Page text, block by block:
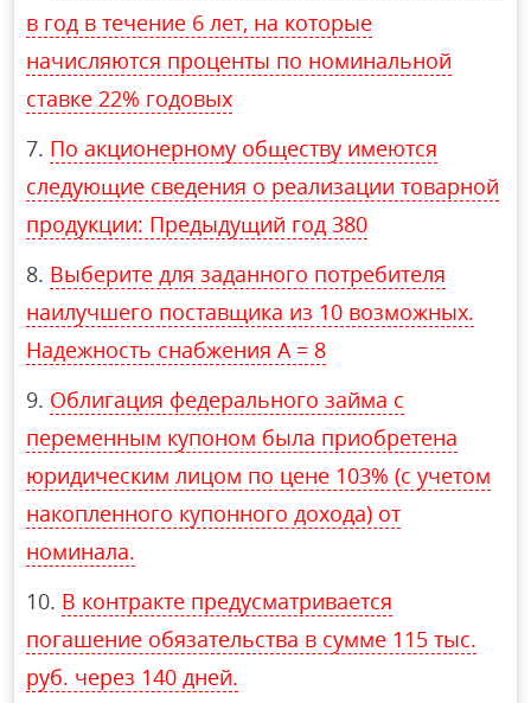
в год в течение 6 лет, на которые
начисляются проценты по номинальной
ставке 22% годовых
По акционерному обществу имеются
следующие сведения о реализации товарной
продукции: Предыдущий год 380
Выберите для заданного потребителя
наилучшего поставщика из 10 возможных.
Надежность снабжения А = 8
Облигация федерального займа с
переменным купоном была приобретена
юридическим лицом по цене 103% (с учетом
накопленного купонного дохода) от
номинала.
В контракте предусматривается
погашение обязательства в сумме 115 тыс.
руб. через 140 дней.